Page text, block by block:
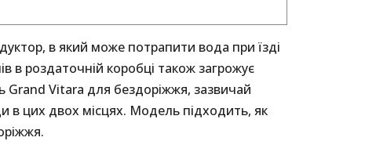
в який може потрапити вода при їзді
в роздаточній коробці також загрожує
Grand Vitara для бездоріжжя, зазвичай
в цих двох місцях. Модель підходить, як